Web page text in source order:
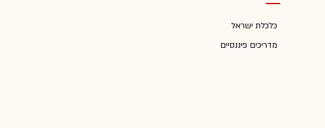
כלכלת ישראל
מדריכים פיננסיים